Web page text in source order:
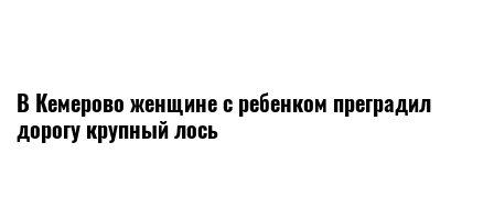
В Кемерово женщине с ребенком преградил
дорогу крупный лось